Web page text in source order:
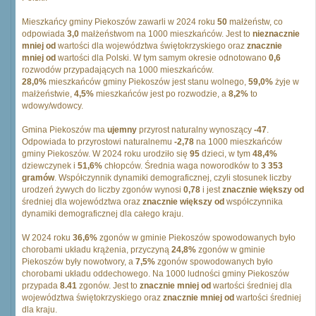
Mieszkańcy gminy Piekoszów zawarli w 2024 roku 50 małżeństw, co
odpowiada 3,0 małżeństwom na 1000 mieszkańców. Jest to nieznacznie
mniej od wartości dla województwa świętokrzyskiego oraz znacznie
mniej od wartości dla Polski. W tym samym okresie odnotowano 0,6
rozwodów przypadających na 1000 mieszkańców.
28,0% mieszkańców gminy Piekoszów jest stanu wolnego, 59,0% żyje w
małżeństwie, 4,5% mieszkańców jest po rozwodzie, a 8,2% to
wdowy/wdowcy.
Gmina Piekoszów ma ujemny przyrost naturalny wynoszący -47.
Odpowiada to przyrostowi naturalnemu -2,78 na 1000 mieszkańców
gminy Piekoszów. W 2024 roku urodziło się 95 dzieci, w tym 48,4%
dziewczynek i 51,6% chłopców. Średnia waga noworodków to 3 353
gramów. Współczynnik dynamiki demograficznej, czyli stosunek liczby
urodzeń żywych do liczby zgonów wynosi 0,78 i jestznacznie większy od
średniej dla województwa oraz znacznie większy od współczynnika
dynamiki demograficznej dla całego kraju.
W 2024 roku 36,6% zgonów w gminie Piekoszów spowodowanych było
chorobami układu krążenia, przyczyną 24,8% zgonów w gminie
Piekoszów były nowotwory, a 7,5% zgonów spowodowanych było
chorobami układu oddechowego. Na 1000 ludności gminy Piekoszów
przypada 8.41 zgonów. Jest to znacznie mniej od wartości średniej dla
województwa świętokrzyskiego oraz znacznie mniej od wartości średniej
dla kraju.